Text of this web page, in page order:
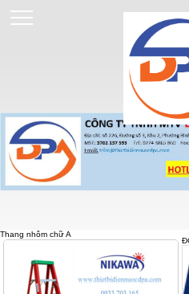
Thang nhôm chữ A